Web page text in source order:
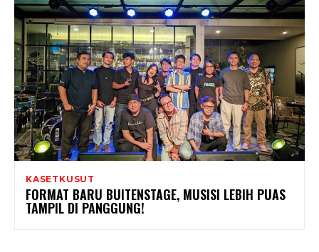
KASETKUSUT
FORMAT BARU BUITENSTAGE, MUSISI LEBIH PUAS
TAMPIL DI PANGGUNG!